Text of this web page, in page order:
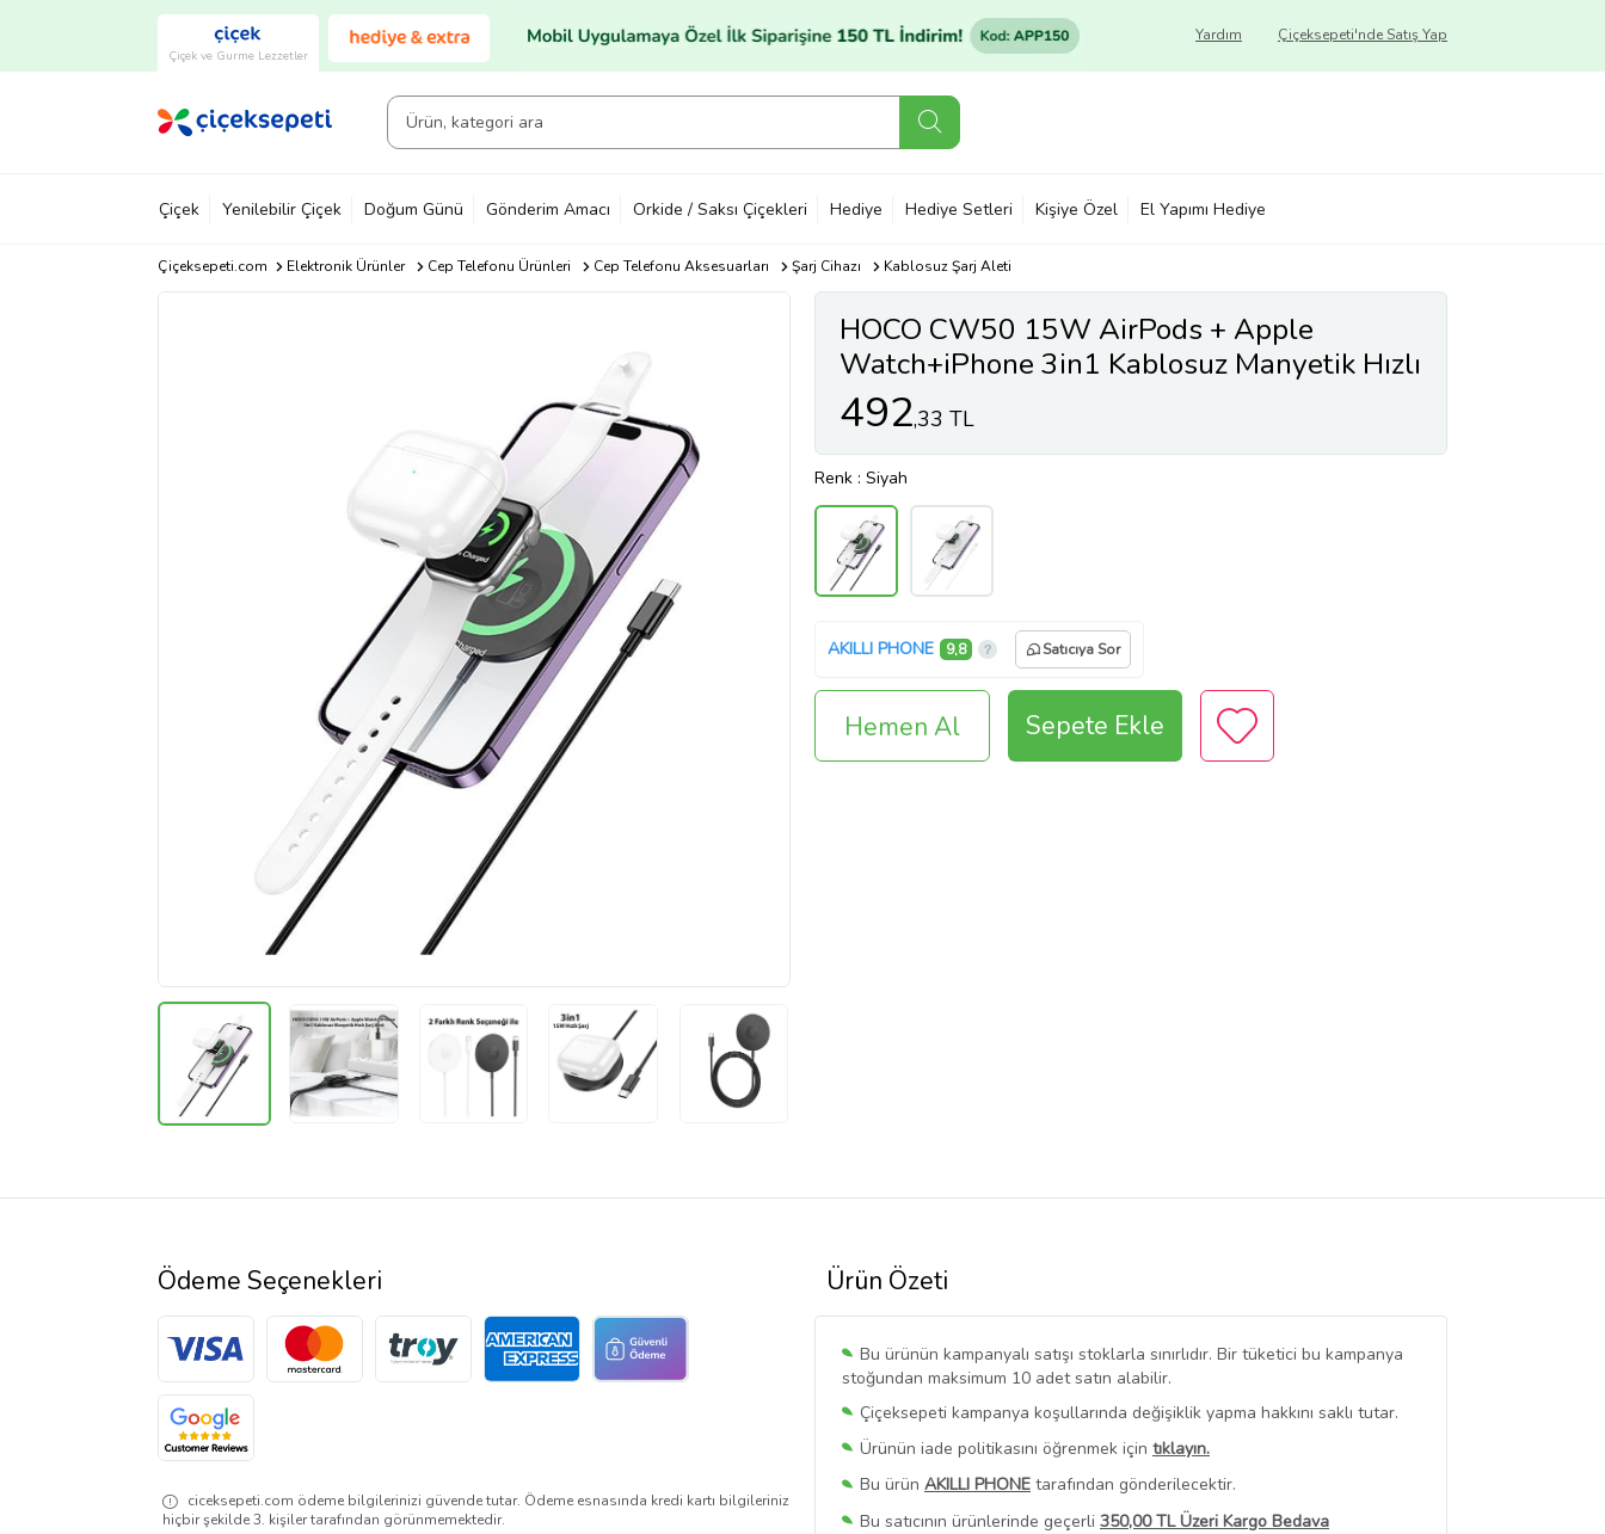
Çiçek ve Gurme Lezzetler
Çiçeksepeti'nde Satış Yap
Yardım
Çiçek Yenilebilir Çiçek Doğum Günü Gönderim Amacı Orkide / Saksı Çiçekleri Hediye Hediye Setleri Kişiye Özel El Yapımı Hediye
Çiçeksepeti.com Elektronik Ürünler Cep Telefonu Ürünleri Cep Telefonu Aksesuarları Şarj Cihazı Kablosuz Şarj Aleti
HOCO CW50 15W AirPods + Apple
Watch+iPhone 3in1 Kablosuz Manyetik Hızlı
Şarj Aleti (Siyah)
492,33 TL
Renk : Siyah
AKILLI PHONE 9,8 Satıcıya Sor
Hemen Al Sepete Ekle
Ürün Özeti
Bu ürünün kampanyalı satışı stoklarla sınırlıdır. Bir tüketici bu kampanya
stoğundan maksimum 10 adet satın alabilir.
Çiçeksepeti kampanya koşullarında değişiklik yapma hakkını saklı tutar.
Ürünün iade politikasını öğrenmek için tıklayın.
Bu ürün AKILLI PHONE tarafından gönderilecektir.
Bu satıcının ürünlerinde geçerli 350,00 TL Üzeri Kargo Bedava
Ödeme Seçenekleri
ciceksepeti.com ödeme bilgilerinizi güvende tutar. Ödeme esnasında kredi kartı bilgileriniz
hiçbir şekilde 3. kişiler tarafından görünmemektedir.